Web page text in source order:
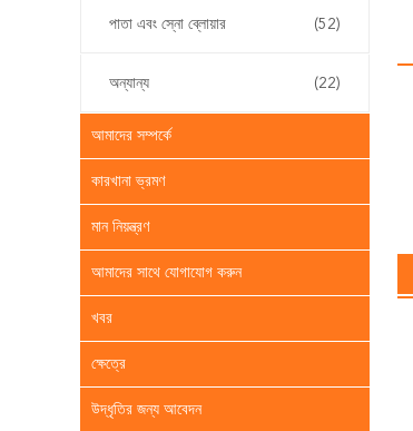
পাতা এবং স্নো ব্লোয়ার (52)
অন্যান্য (22)
আমাদের সম্পর্কে
কারখানা ভ্রমণ
মান নিয়ন্ত্রণ
আমাদের সাথে যোগাযোগ করুন
খবর
ক্ষেত্রে
উদ্ধৃতির জন্য আবেদন